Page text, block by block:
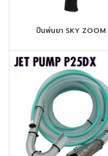
ปืนพ่นยา SKY ZOOM